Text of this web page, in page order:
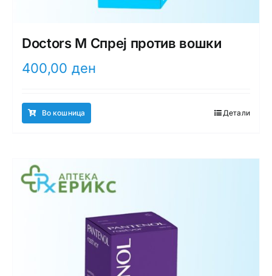
Doctors M Спреј против вошки
400,00 ден
Во кошница Детали